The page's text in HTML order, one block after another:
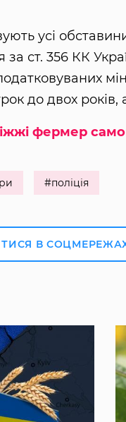
усі
ст. 356 КК
до двох років,
фермер
#поліція
В